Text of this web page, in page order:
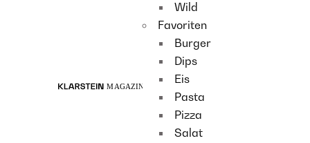
Wild
Favoriten
Burger
Dips
Eis
Pasta
Pizza
Salat